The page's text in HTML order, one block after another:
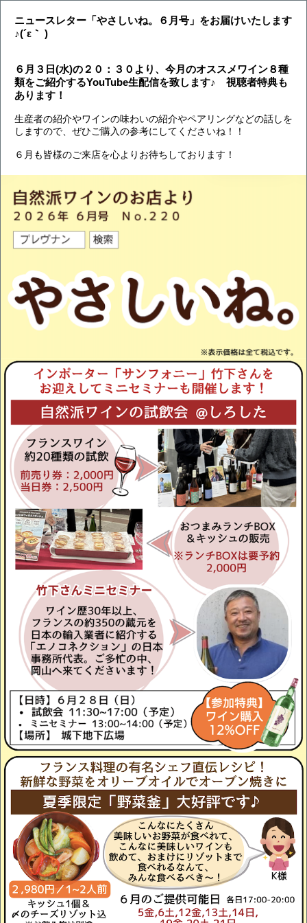
ニュースレター「やさしいね。６ 月号」をお届けいたします
♪(´ε｀ )
６月３日(水)の２０：３０より、今月のオススメワイン８種
類をご紹介するYouTube生配信を致します♪ 視聴者特典も
あります！
生産者の紹介やワインの味わいの紹介やペアリングなどの話しを
しますので、 ぜひご購入の参考にしてくださいね！！
６ 月も皆様のご来店を心よりお待ちしております！